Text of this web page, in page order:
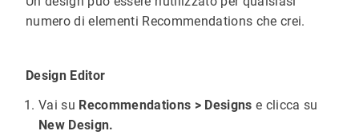
numero di elementi Recommendations che crei.
Design Editor
Vai su Recommendations > Designs e clicca su
New Design.